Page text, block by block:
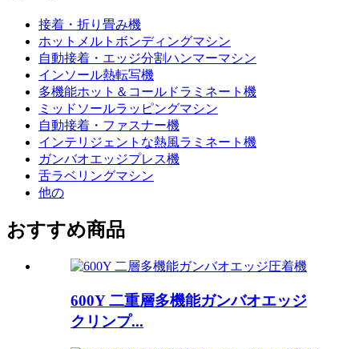
接着・折り畳み機
ホットメルトボンディングマシン
自動接着・エッジ分割ハンマーマシン
インソール熱転写機
多機能ホット＆コールドラミネート機
ミッドソールラッピングマシン
自動接着・ファスナー機
インテリジェントな熱風ラミネート機
ガンバオエッジプレス機
舌ラベリングマシン
他の
おすすめ商品
600Y 二重層多機能ガンバオエッジ
クリンプ...